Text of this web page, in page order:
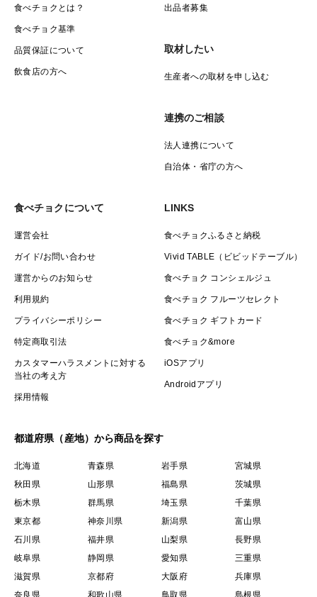
食べチョクとは？
食べチョク基準
品質保証について
飲食店の方へ
出品者募集
取材したい
生産者への取材を申し込む
連携のご相談
法人連携について
自治体・省庁の方へ
食べチョクについて
運営会社
ガイド/お問い合わせ
運営からのお知らせ
利用規約
プライバシーポリシー
特定商取引法
カスタマーハラスメントに対する
当社の考え方
採用情報
LINKS
食べチョクふるさと納税
Vivid TABLE（ビビッドテーブル）
食べチョク コンシェルジュ
食べチョク フルーツセレクト
食べチョク ギフトカード
食べチョク&more
iOSアプリ
Androidアプリ
都道府県（産地）から商品を探す
北海道 青森県 岩手県
宮城県
秋田県
山形県 福島県
茨城県
栃木県
群馬県 埼玉県
千葉県
東京都
神奈川県 新潟県
富山県
石川県
福井県 山梨県
長野県
岐阜県
静岡県 愛知県
三重県
滋賀県
京都府 大阪府
兵庫県